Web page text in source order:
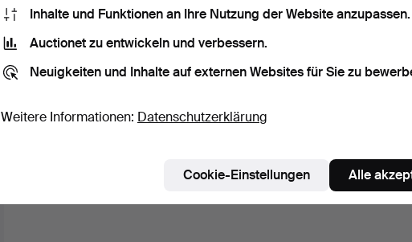
Inhalte und Funktionen an Ihre Nutzung der Website anzupassen.
Auctionet zu entwickeln und verbessern.
Neuigkeiten und Inhalte auf externen Websites für Sie zu
Weitere Informationen: Datenschutzerklärung
Cookie-Einstellungen Alle